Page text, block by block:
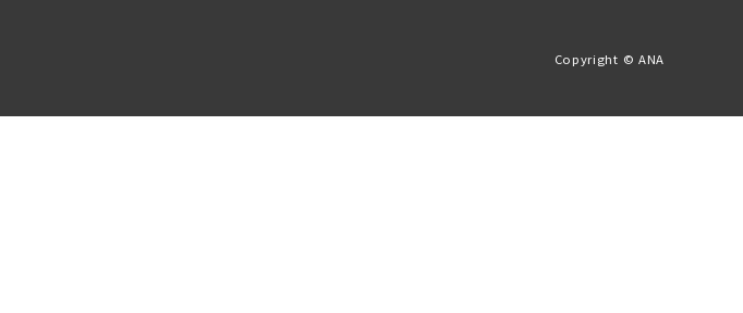
Copyright © ANA